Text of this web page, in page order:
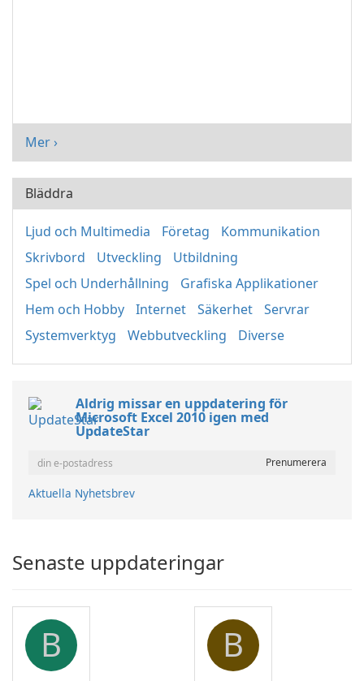
Mer ›
Bläddra
Ljud och Multimedia Företag
Kommunikation
Skrivbord
Utveckling
Utbildning
Spel och Underhållning
Grafiska Applikationer
Hem och Hobby
Internet Säkerhet
Servrar
Systemverktyg
Webbutveckling Diverse
Aldrig missar en uppdatering för
Microsoft Excel 2010 igen med
UpdateStar
Aktuella Nyhetsbrev
Senaste uppdateringar
B B